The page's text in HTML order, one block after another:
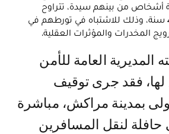
أشخاص من بينهم سيدة، تتراوح
أعمارهم ما بين 41 و44 سنة، وذلك للاشتباه في تورطهم في
المخدرات والمؤثرات العقلية.
لها، فقد جرى توقيف
بمدينة مراكش، مباشرة
حافلة لنقل المسافرين